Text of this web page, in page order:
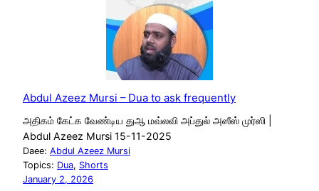
Abdul Azeez Mursi – Dua to ask frequently
அதிகம் கேட்க வேண்டிய துஆ மவ்லவி அப்துல் அஸீஸ் முர்ஸி |
Abdul Azeez Mursi 15-11-2025
Daee: Abdul Azeez Mursi
Topics: Dua, Shorts
January 2, 2026